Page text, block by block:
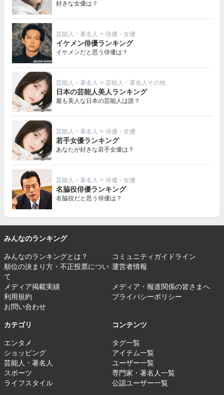
好きな女優は？
芸能人・著名人 > 俳優・女優
イケメン俳優ランキング
イケメンだと思う俳優は？
芸能人・著名人 > 芸能人・著名人その他
日本の芸能人美人ランキング
最も美人な日本の芸能人は誰？
芸能人・著名人 > 俳優・女優
若手女優ランキング
あなたが好きな若手女優は？
芸能人・著名人 > 俳優・女優
名脇役俳優ランキング
名脇役だと思う俳優は？
みんなのランキング
みんなのランキングとは？
コミュニティガイドライン
順位の決まり方・不正投票につい
て
運営者情報
メディア掲載実績
メディア・報道関係の皆さまへ
利用規約
プライバシーポリシー
お問い合わせ
カテゴリ
エンタメ
ショッピング
芸能人・著名人
スポーツ
ライフスタイル
コンテンツ
タグ一覧
アイテム一覧
ユーザー一覧
専門家・著名人一覧
公認ユーザー一覧